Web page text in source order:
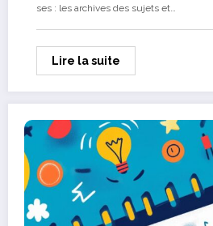
ses : les archives des sujets et…
Lire la suite